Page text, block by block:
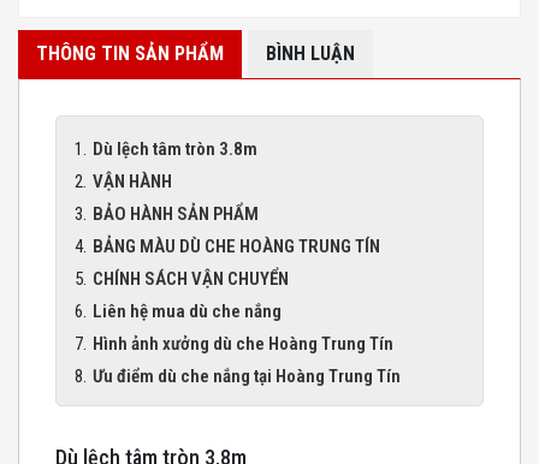
THÔNG TIN SẢN PHẨM BÌNH LUẬN
Dù lệch tâm tròn 3.8m
VẬN HÀNH
BẢO HÀNH SẢN PHẨM
BẢNG MÀU DÙ CHE HOÀNG TRUNG TÍN
CHÍNH SÁCH VẬN CHUYỂN
Liên hệ mua dù che nắng
Hình ảnh xưởng dù che Hoàng Trung Tín
Ưu điểm dù che nắng tại Hoàng Trung Tín
Dù lệch tâm tròn 3.8m